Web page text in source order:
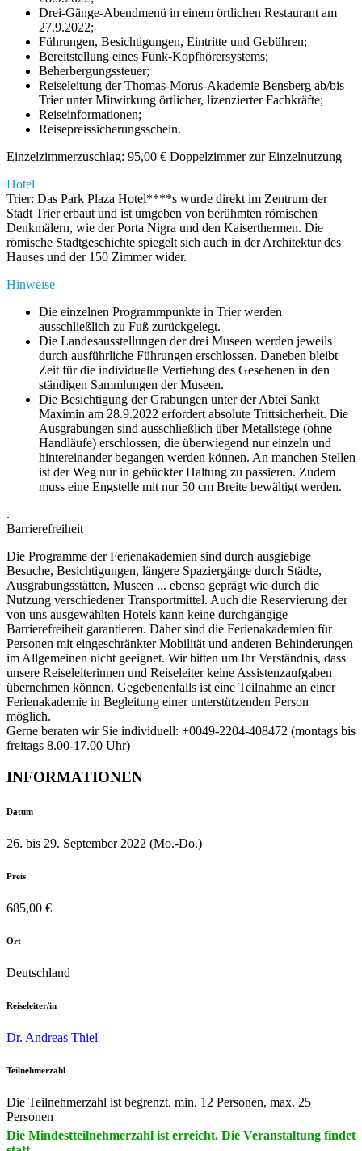
Drei-Gänge-Abendmenü in einem örtlichen Restaurant am
27.9.2022;
Führungen, Besichtigungen, Eintritte und Gebühren;
Bereitstellung eines Funk-Kopfhörersystems;
Beherbergungssteuer;
Reiseleitung der Thomas-Morus-Akademie Bensberg ab/bis
Trier unter Mitwirkung örtlicher, lizenzierter Fachkräfte;
Reiseinformationen;
Reisepreissicherungsschein.
Einzelzimmerzuschlag: 95,00 € Doppelzimmer zur Einzelnutzung
Hotel
Trier: Das Park Plaza Hotel****s wurde direkt im Zentrum der
Stadt Trier erbaut und ist umgeben von berühmten römischen
Denkmälern, wie der Porta Nigra und den Kaiserthermen. Die
römische Stadtgeschichte spiegelt sich auch in der Architektur des
Hauses und der 150 Zimmer wider.
Hinweise
Die einzelnen Programmpunkte in Trier werden
ausschließlich zu Fuß zurückgelegt.
Die Landesausstellungen der drei Museen werden jeweils
durch ausführliche Führungen erschlossen. Daneben bleibt
Zeit für die individuelle Vertiefung des Gesehenen in den
ständigen Sammlungen der Museen.
Die Besichtigung der Grabungen unter der Abtei Sankt
Maximin am 28.9.2022 erfordert absolute Trittsicherheit. Die
Ausgrabungen sind ausschließlich über Metallstege (ohne
Handläufe) erschlossen, die überwiegend nur einzeln und
hintereinander begangen werden können. An manchen Stellen
ist der Weg nur in gebückter Haltung zu passieren. Zudem
muss eine Engstelle mit nur 50 cm Breite bewältigt werden.
.
Barrierefreiheit
Die Programme der Ferienakademien sind durch ausgiebige
Besuche, Besichtigungen, längere Spaziergänge durch Städte,
Ausgrabungsstätten, Museen ... ebenso geprägt wie durch die
Nutzung verschiedener Transportmittel. Auch die Reservierung der
von uns ausgewählten Hotels kann keine durchgängige
Barrierefreiheit garantieren. Daher sind die Ferienakademien für
Personen mit eingeschränkter Mobilität und anderen Behinderungen
im Allgemeinen nicht geeignet. Wir bitten um Ihr Verständnis, dass
unsere Reiseleiterinnen und Reiseleiter keine Assistenzaufgaben
übernehmen können. Gegebenenfalls ist eine Teilnahme an einer
Ferienakademie in Begleitung einer unterstützenden Person
möglich.
Gerne beraten wir Sie individuell: +0049-2204-408472 (montags bis
freitags 8.00-17.00 Uhr)
INFORMATIONEN
Datum
26. bis 29. September 2022 (Mo.-Do.)
Preis
685,00 €
Ort
Deutschland
Reiseleiter/in
Dr. Andreas Thiel
Teilnehmerzahl
Die Teilnehmerzahl ist begrenzt. min. 12 Personen, max. 25
Personen
Die Mindestteilnehmerzahl ist erreicht. Die Veranstaltung findet